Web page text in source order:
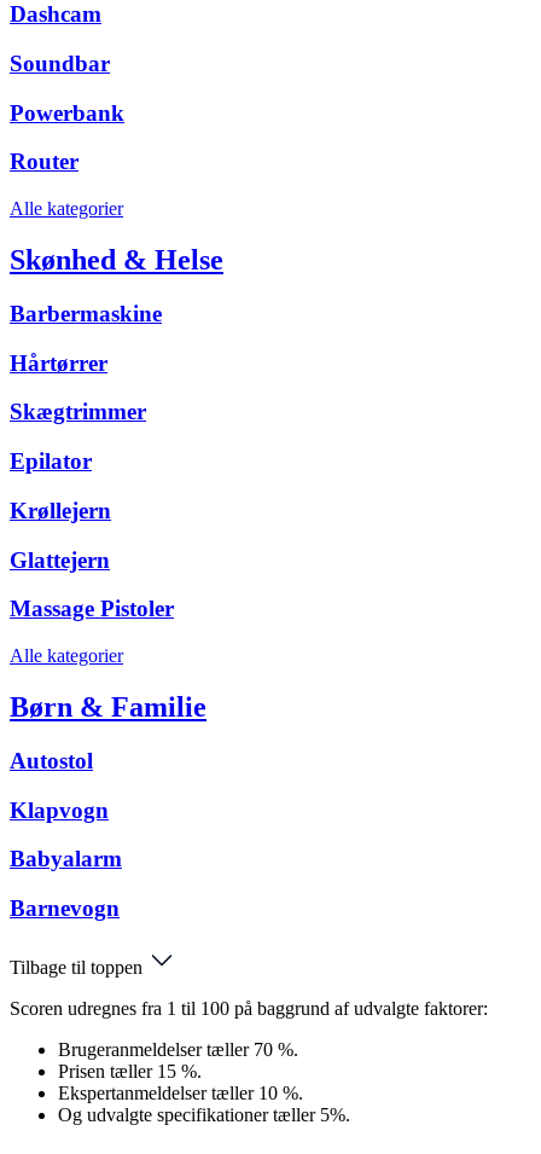
Dashcam
Soundbar
Powerbank
Router
Alle kategorier
Skønhed & Helse
Barbermaskine
Hårtørrer
Skægtrimmer
Epilator
Krøllejern
Glattejern
Massage Pistoler
Alle kategorier
Børn & Familie
Autostol
Klapvogn
Babyalarm
Barnevogn
Tilbage til toppen
Scoren udregnes fra 1 til 100 på baggrund af udvalgte faktorer:
Brugeranmeldelser tæller 70 %.
Prisen tæller 15 %.
Ekspertanmeldelser tæller 10 %.
Og udvalgte specifikationer tæller 5%.